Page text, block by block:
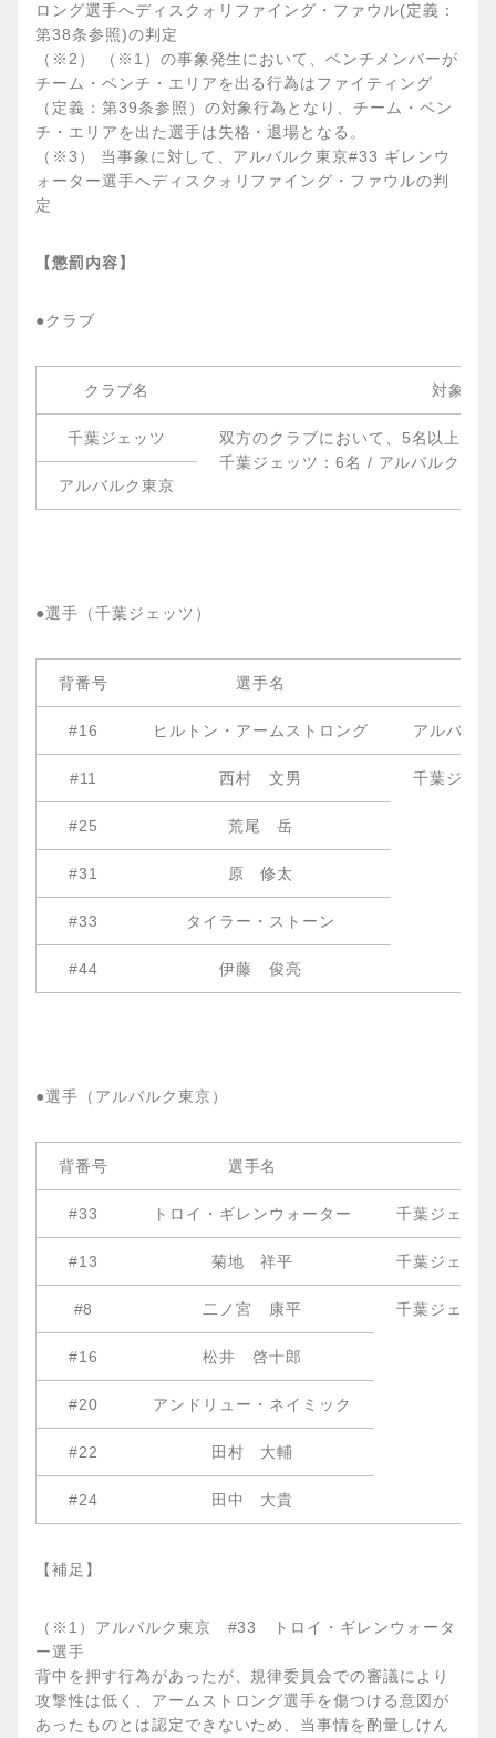
ロング選手へディスクォリファイング・ファウル(定義：
第38条参照)の判定
（※2） （※1）の事象発生において、ベンチメンバーが
チーム・ベンチ・エリアを出る行為はファイティング
（定義：第39条参照）の対象行為となり、チーム・ベン
チ・エリアを出た選手は失格・退場となる。
（※3） 当事象に対して、アルバルク東京#33 ギレンウ
ォーター選手へディスクォリファイング・ファウルの判
定
【懲罰内容】
●クラブ
クラブ名 対象事
千葉ジェッツ
双方のクラブにおいて、5名以上の
千葉ジェッツ：6名 / アルバルク東
アルバルク東京
●選手（千葉ジェッツ）
背番号 選手名
#16 ヒルトン・アームストロング アルバル
#11 西村 文男 千葉ジェ
#25 荒尾 岳
#31 原 修太
#33 タイラー・ストーン
#44 伊藤 俊亮
●選手（アルバルク東京）
背番号 選手名
#33 トロイ・ギレンウォーター 千葉ジェッ
#13 菊地 祥平 千葉ジェッ
#8 二ノ宮 康平 千葉ジェッ
#16 松井 啓十郎
#20 アンドリュー・ネイミック
#22 田村 大輔
#24 田中 大貴
【補足】
（※1）アルバルク東京 #33 トロイ・ギレンウォータ
ー選手
背中を押す行為があったが、規律委員会での審議により
攻撃性は低く、アームストロング選手を傷つける意図が
あったものとは認定できないため、当事情を酌量しけん